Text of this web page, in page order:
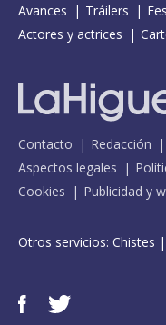
Avances
Tráilers
Actores y actrices
Contacto Redacción
Aspectos legales
Cookies
Publicidad y
Otros servicios: Chistes |